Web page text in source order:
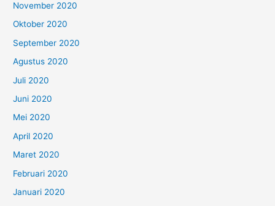
November 2020
Oktober 2020
September 2020
Agustus 2020
Juli 2020
Juni 2020
Mei 2020
April 2020
Maret 2020
Februari 2020
Januari 2020